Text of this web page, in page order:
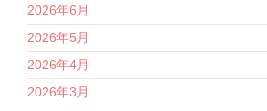
2026年6月
2026年5月
2026年4月
2026年3月